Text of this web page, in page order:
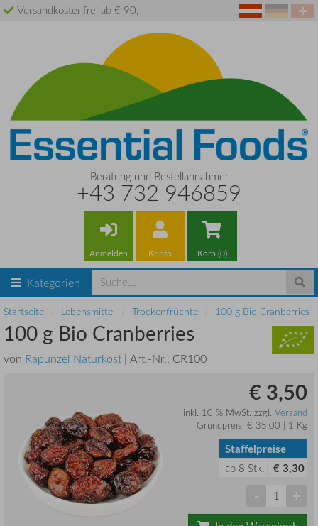
Versandkostenfrei ab € 90,-
Beratung und Bestellannahme:
+43 732 946859
Anmelden Konto Korb (0)
Kategorien
Startseite Lebensmittel Trockenfrüchte 100 g Bio Cranberries
100 g Bio Cranberries
von Rapunzel Naturkost | Art.-Nr.: CR100
€ 3,50
inkl. 10 % MwSt. zzgl. Versand
Grundpreis: € 35,00 | 1 Kg
Staffelpreise
ab 8 Stk. € 3,30
- +